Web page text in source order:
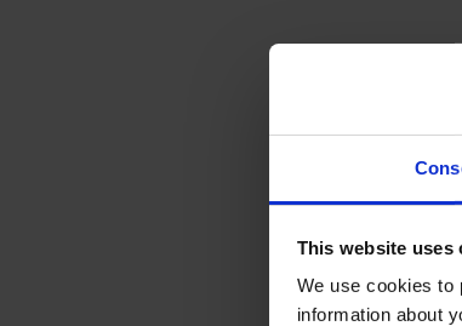
This website uses
We use cookies to
information about